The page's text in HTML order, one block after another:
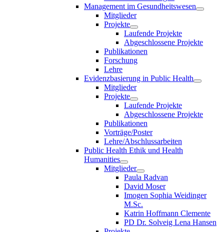
Management im Gesundheitswesen
Mitglieder
Projekte
Laufende Projekte
Abgeschlossene Projekte
Publikationen
Forschung
Lehre
Evidenzbasierung in Public Health
Mitglieder
Projekte
Laufende Projekte
Abgeschlossene Projekte
Publikationen
Vorträge/Poster
Lehre/Abschlussarbeiten
Public Health Ethik und Health
Humanities
Mitglieder
Paula Radvan
David Moser
Imogen Sophia Weidinger
M.Sc.
Katrin Hoffmann Clemente
PD Dr. Solveig Lena Hansen